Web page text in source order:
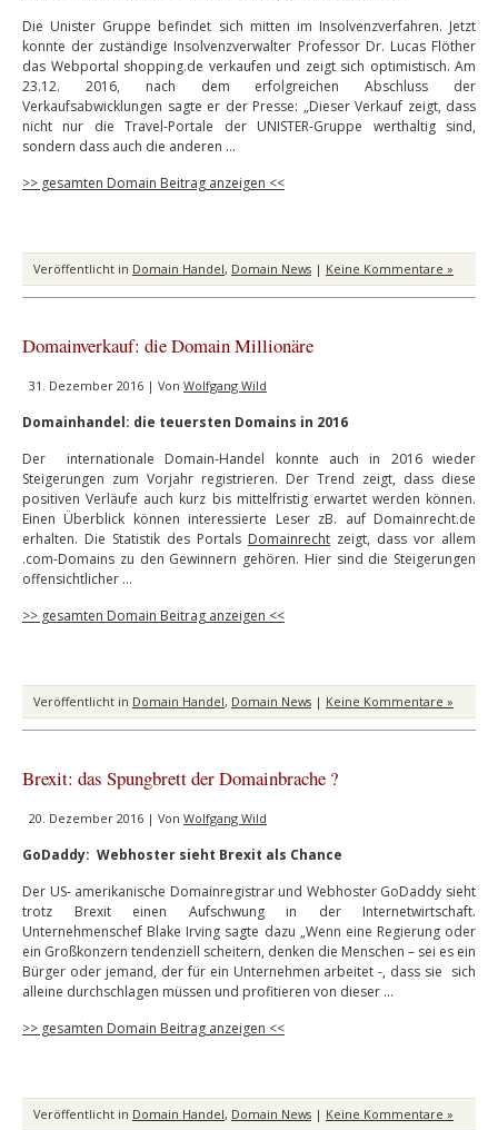
Die Unister Gruppe befindet sich mitten im Insolvenzverfahren. Jetzt
konnte der zuständige Insolvenzverwalter Professor Dr. Lucas Flöther
das Webportal shopping.de verkaufen und zeigt sich optimistisch. Am
23.12. 2016, nach dem erfolgreichen Abschluss der
Verkaufsabwicklungen sagte er der Presse: „Dieser Verkauf zeigt, dass
nicht nur die Travel-Portale der UNISTER-Gruppe werthaltig sind,
sondern dass auch die anderen …
>> gesamten Domain Beitrag anzeigen <<
Veröffentlicht in Domain Handel, Domain News | Keine Kommentare »
Domainverkauf: die Domain Millionäre
31. Dezember 2016 | Von Wolfgang Wild
Domainhandel: die teuersten Domains in 2016
Der internationale Domain-Handel konnte auch in 2016 wieder
Steigerungen zum Vorjahr registrieren. Der Trend zeigt, dass diese
positiven Verläufe auch kurz bis mittelfristig erwartet werden können.
Einen Überblick können interessierte Leser zB. auf Domainrecht.de
erhalten. Die Statistik des Portals Domainrecht zeigt, dass vor allem
.com-Domains zu den Gewinnern gehören. Hier sind die Steigerungen
offensichtlicher …
>> gesamten Domain Beitrag anzeigen <<
Veröffentlicht in Domain Handel, Domain News | Keine Kommentare »
Brexit: das Spungbrett der Domainbrache ?
20. Dezember 2016 | Von Wolfgang Wild
GoDaddy: Webhoster sieht Brexit als Chance
Der US- amerikanische Domainregistrar und Webhoster GoDaddy sieht
trotz Brexit einen Aufschwung in der Internetwirtschaft.
Unternehmenschef Blake Irving sagte dazu „Wenn eine Regierung oder
ein Großkonzern tendenziell scheitern, denken die Menschen – sei es ein
Bürger oder jemand, der für ein Unternehmen arbeitet -, dass sie sich
alleine durchschlagen müssen und profitieren von dieser …
>> gesamten Domain Beitrag anzeigen <<
Veröffentlicht in Domain Handel, Domain News | Keine Kommentare »